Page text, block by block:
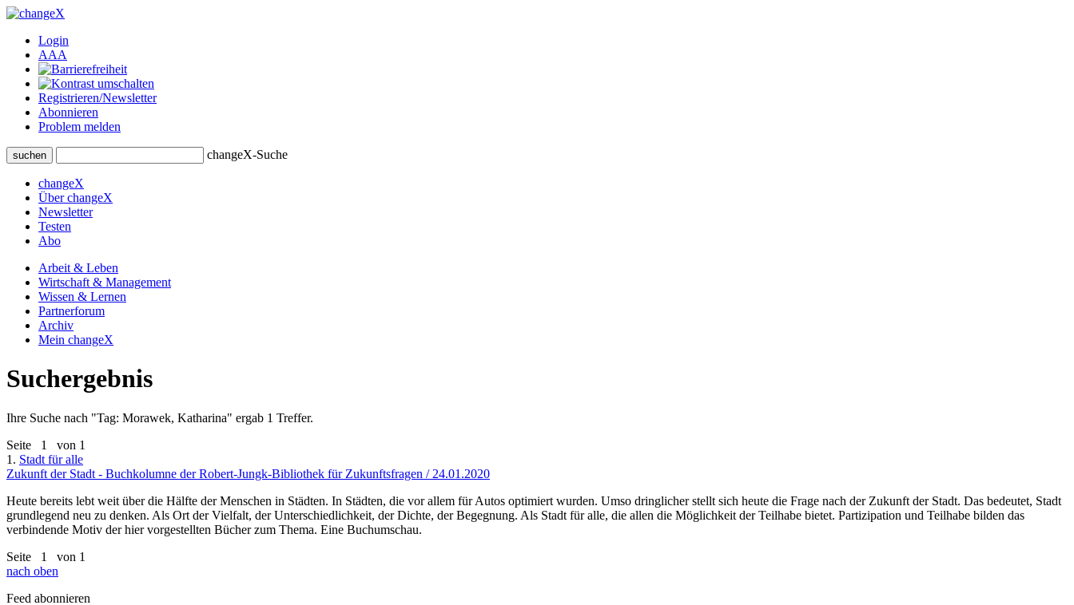
Login
AAA
Registrieren/Newsletter
Abonnieren
Problem melden
suchen changeX-Suche
changeX
Über changeX
Newsletter
Testen
Abo
Arbeit & Leben
Wirtschaft & Management
Wissen & Lernen
Partnerforum
Archiv
Mein changeX
Suchergebnis
Ihre Suche nach "Tag: Morawek, Katharina" ergab 1 Treffer.
Seite 1
von 1
1. Stadt für alle
Zukunft der Stadt - Buchkolumne der Robert-Jungk-Bibliothek für Zukunftsfragen / 24.01.2020
Heute bereits lebt weit über die Hälfte der Menschen in Städten. In Städten, die vor allem für Autos optimiert wurden. Umso dringlicher stellt sich heute die Frage nach der Zukunft der Stadt. Das bedeutet, Stadt
grundlegend neu zu denken. Als Ort der Vielfalt, der Unterschiedlichkeit, der Dichte, der Begegnung. Als Stadt für alle, die allen die Möglichkeit der Teilhabe bietet. Partizipation und Teilhabe bilden das
verbindende Motiv der hier vorgestellten Bücher zum Thema. Eine Buchumschau.
Seite 1
von 1
nach oben
Feed abonnieren